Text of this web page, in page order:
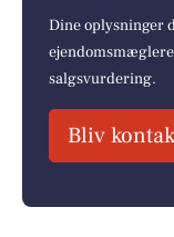
Dine oplysninger
salgsvurdering.
Bliv